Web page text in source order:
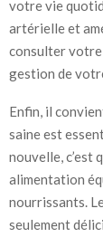
votre vie
artérielle et
consulter votre
gestion de
Enfin, il
saine est
nouvelle, c’est
alimentation
nourrissants.
seulement